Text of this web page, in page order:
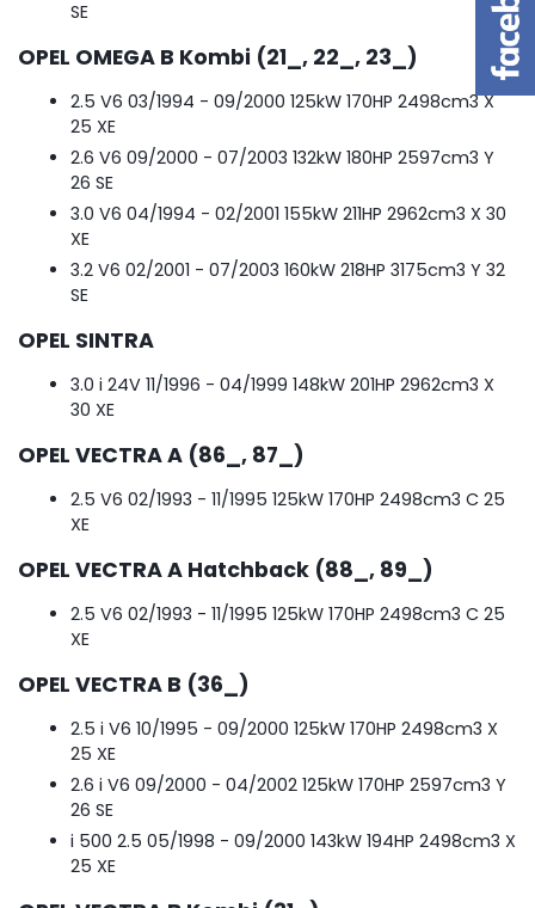
SE
OPEL OMEGA B Kombi (21_, 22_, 23_)
2.5 V6 03/1994 - 09/2000 125kW 170HP 2498cm3 X
25 XE
2.6 V6 09/2000 - 07/2003 132kW 180HP 2597cm3 Y
26 SE
3.0 V6 04/1994 - 02/2001 155kW 211HP 2962cm3 X 30
XE
3.2 V6 02/2001 - 07/2003 160kW 218HP 3175cm3 Y 32
SE
OPEL SINTRA
3.0 i 24V 11/1996 - 04/1999 148kW 201HP 2962cm3 X
30 XE
OPEL VECTRA A (86_, 87_)
2.5 V6 02/1993 - 11/1995 125kW 170HP 2498cm3 C 25
XE
OPEL VECTRA A Hatchback (88_, 89_)
2.5 V6 02/1993 - 11/1995 125kW 170HP 2498cm3 C 25
XE
OPEL VECTRA B (36_)
2.5 i V6 10/1995 - 09/2000 125kW 170HP 2498cm3 X
25 XE
2.6 i V6 09/2000 - 04/2002 125kW 170HP 2597cm3 Y
26 SE
i 500 2.5 05/1998 - 09/2000 143kW 194HP 2498cm3 X
25 XE